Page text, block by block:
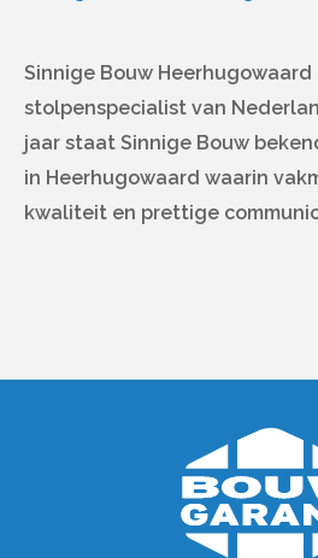
Sinnige Bouw Heerhugowaard
stolpenspecialist van
jaar staat Sinnige Bouw
in Heerhugowaard waarin
kwaliteit en prettige